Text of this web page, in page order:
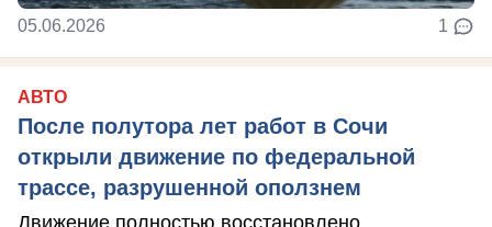
05.06.2026 1
АВТО
После полутора лет работ в Сочи
открыли движение по федеральной
трассе, разрушенной оползнем
Движение полностью восстановлено